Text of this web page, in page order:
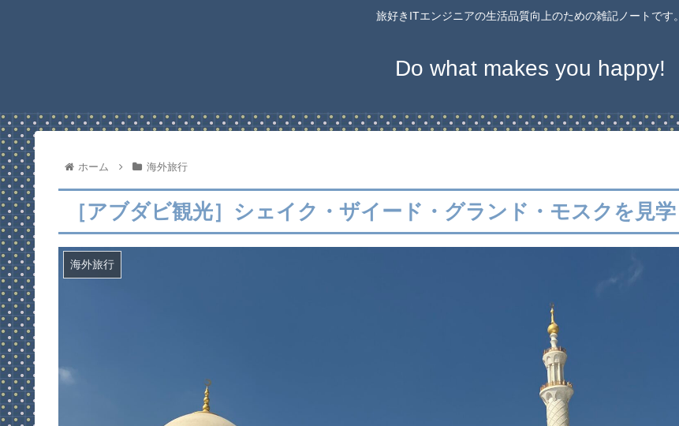
旅好きITエンジニアの生活品質向上のための雑記ノートです。
Do what makes you happy!
ホーム 海外旅行
［アブダビ観光］シェイク・ザイード・グランド・モスクを見学
海外旅行